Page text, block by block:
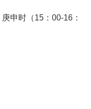
申时（15：00-16：